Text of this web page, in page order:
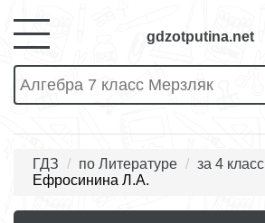
gdzotputina.net
ГДЗ по Литературе
за 4 класс
Ефросинина Л.А.